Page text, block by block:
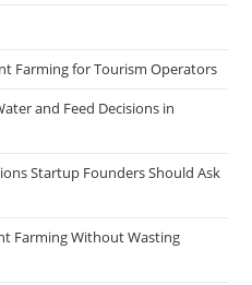
Farming for Tourism Operators
and Feed Decisions in
Startup Founders Should Ask
Farming Without Wasting